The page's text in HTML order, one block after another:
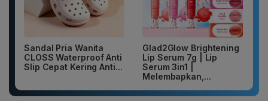
Sandal Pria Wanita
CLOSS Waterproof Anti
Slip Cepat Kering Anti...
Glad2Glow Brightening
Lip Serum 7g | Lip
Serum 3in1 |
Melembapkan,...